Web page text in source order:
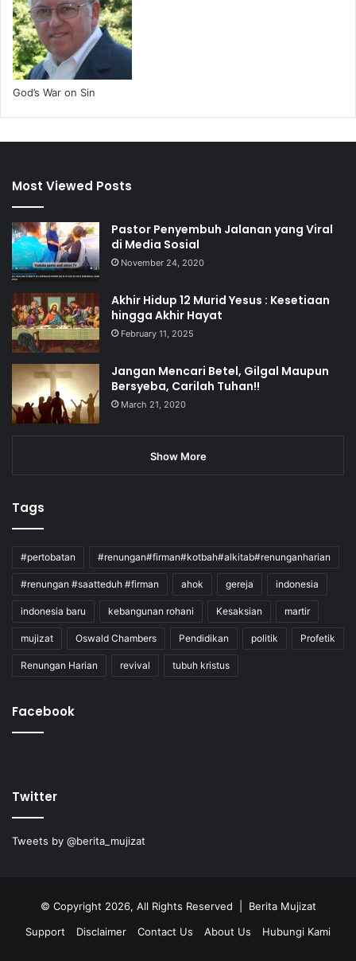
God’s War on Sin
Most Viewed Posts
Pastor Penyembuh Jalanan yang Viral
di Media Sosial
November 24, 2020
Akhir Hidup 12 Murid Yesus : Kesetiaan
hingga Akhir Hayat
February 11, 2025
Jangan Mencari Betel, Gilgal Maupun
Bersyeba, Carilah Tuhan!!
March 21, 2020
Show More
Tags
#pertobatan #renungan#firman#kotbah#alkitab#renunganharian
#renungan #saatteduh #firman ahok gereja indonesia
indonesia baru kebangunan rohani Kesaksian martir
mujizat Oswald Chambers Pendidikan politik Profetik
Renungan Harian revival tubuh kristus
Facebook
Twitter
Tweets by @berita_mujizat
© Copyright 2026, All Rights Reserved | Berita Mujizat
Support
Disclaimer Contact Us About Us Hubungi Kami